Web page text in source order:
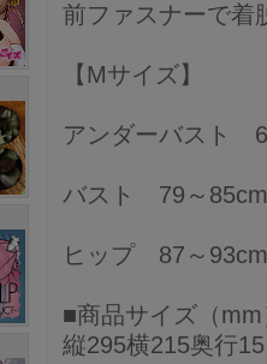
前ファスナーで着
【Mサイズ】
アンダーバスト
バスト 79～85cm
ヒップ 87～93cm
■商品サイズ（mm
縦295横215奥行15